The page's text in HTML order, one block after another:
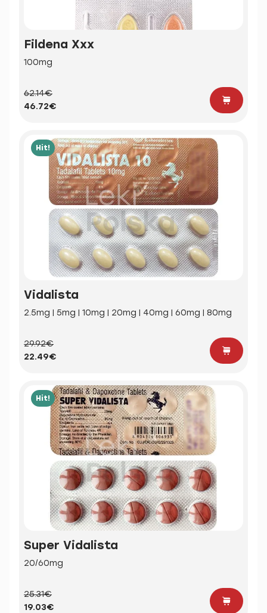
Fildena Xxx
100mg
62.14€
46.72€
Hit!
Vidalista
2.5mg | 5mg | 10mg | 20mg | 40mg | 60mg | 80mg
29.92€
22.49€
Hit!
Super Vidalista
20/60mg
25.31€
19.03€